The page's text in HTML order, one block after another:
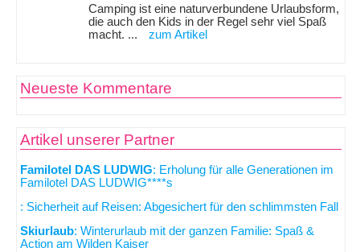
Camping ist eine naturverbundene Urlaubsform,
die auch den Kids in der Regel sehr viel Spaß
macht. ...
zum Artikel
Neueste Kommentare
Artikel unserer Partner
Familotel DAS LUDWIG: Erholung für alle Generationen im
Familotel DAS LUDWIG****s
: Sicherheit auf Reisen: Abgesichert für den schlimmsten Fall
Skiurlaub: Winterurlaub mit der ganzen Familie: Spaß &
Action am Wilden Kaiser